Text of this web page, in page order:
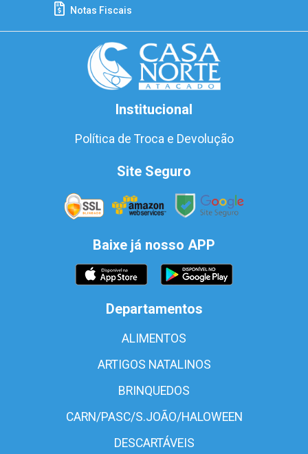
Notas Fiscais
Institucional
Política de Troca e Devolução
Site Seguro
Baixe já nosso APP
Departamentos
ALIMENTOS
ARTIGOS NATALINOS
BRINQUEDOS
CARN/PASC/S.JOÃO/HALOWEEN
DESCARTÁVEIS